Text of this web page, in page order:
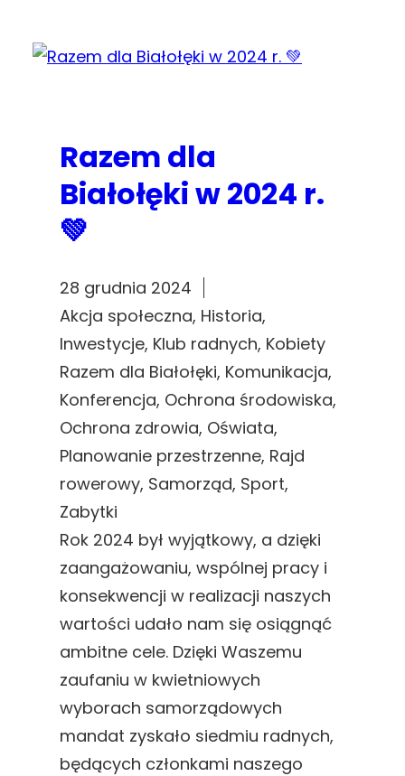
Razem dla
Białołęki w 2024 r.
💚
28 grudnia 2024
Akcja społeczna, Historia
Inwestycje, Klub radnych, Kobiety
Razem dla Białołęki, Komunikacja
Konferencja, Ochrona środowiska
Ochrona zdrowia, Oświata
Planowanie przestrzenne, Rajd
rowerowy, Samorząd, Sport
Zabytki
Rok 2024 był wyjątkowy, a dzięki
zaangażowaniu, wspólnej pracy i
konsekwencji w realizacji naszych
wartości udało nam się osiągnąć
ambitne cele. Dzięki Waszemu
zaufaniu w kwietniowych
wyborach samorządowych
mandat zyskało siedmiu radnych,
będących członkami naszego